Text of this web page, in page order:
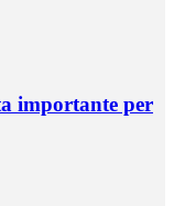
importante per